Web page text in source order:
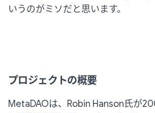
いうのがミソだと思います。
プロジェクトの概要
MetaDAOは、Robin Hanson氏が